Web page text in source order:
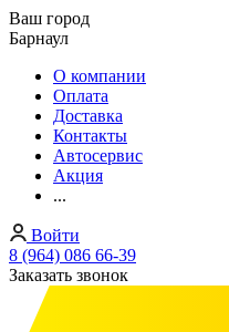
Ваш город
Барнаул
О компании
Оплата
Доставка
Контакты
Автосервис
Акция
...
Войти
8 (964) 086 66-39
Заказать звонок